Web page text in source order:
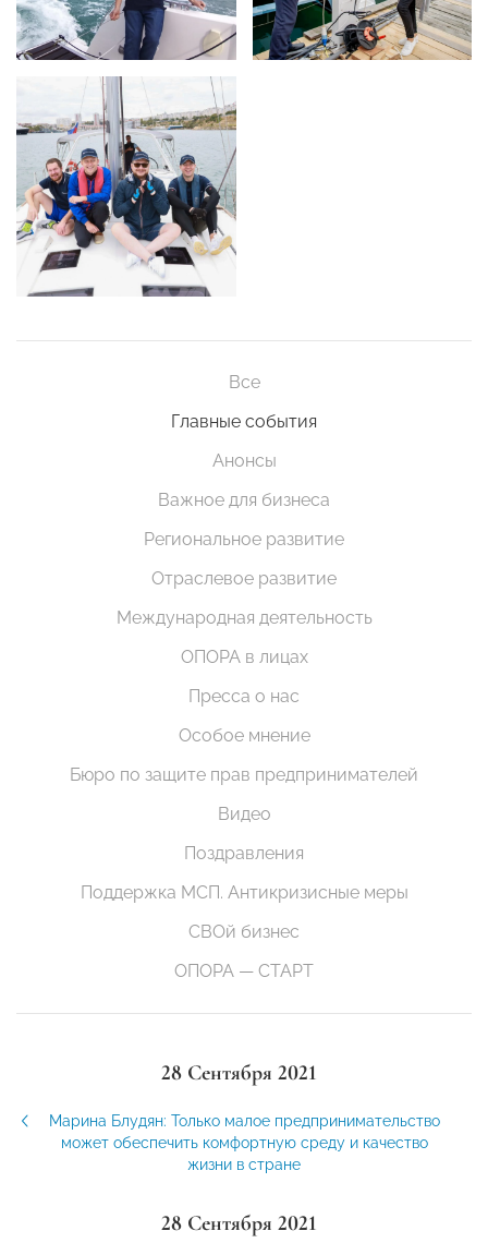
Все
Главные события
Анонсы
Важное для бизнеса
Региональное развитие
Отраслевое развитие
Международная деятельность
ОПОРА в лицах
Пресса о нас
Особое мнение
Бюро по защите прав предпринимателей
Видео
Поздравления
Поддержка МСП. Антикризисные меры
СВОй бизнес
ОПОРА — СТАРТ
28 Сентября 2021
Марина Блудян: Только малое предпринимательство
может обеспечить комфортную среду и качество
жизни в стране
28 Сентября 2021